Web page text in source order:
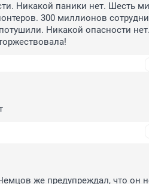
Никакой паники нет. Шесть
300 миллионов
Никакой опасности нет.
же предупреждал, что он